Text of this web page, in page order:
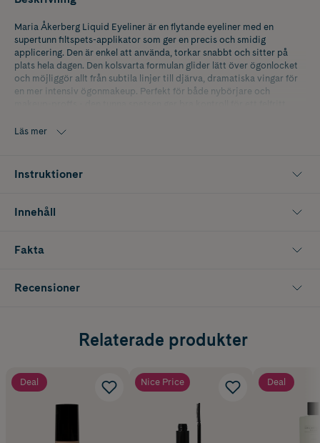
Maria Åkerberg Liquid Eyeliner är en flytande eyeliner med en
supertunn filtspets-applikator som ger en precis och smidig
applicering. Den är enkel att använda, torkar snabbt och sitter på
plats hela dagen. Den kolsvarta formulan glider lätt över ögonlocket
och möjliggör allt från subtila linjer till djärva, dramatiska vingar för
en mer intensiv ögonmakeup. Perfekt för både nybörjare och
Glycol, utvunnet från Kokosolja, ger en silkeslen konsistens som
känsliga ögon och kontaktlinsbärare.
Läs mer
Instruktioner
Innehåll
Fakta
Recensioner
Relaterade produkter
Deal Nice Price Deal